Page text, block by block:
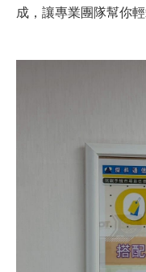
成，讓專業團隊幫你